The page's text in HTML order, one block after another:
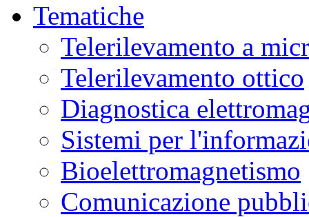
Tematiche
Telerilevamento a
Telerilevamento ottico
Diagnostica
Sistemi per
Bioelettromagnetismo
Comunicazione